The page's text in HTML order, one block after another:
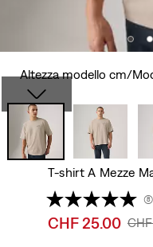
Altezza modello cm/
T-shirt A Mezze
(8)
Sale
CHF 25.00